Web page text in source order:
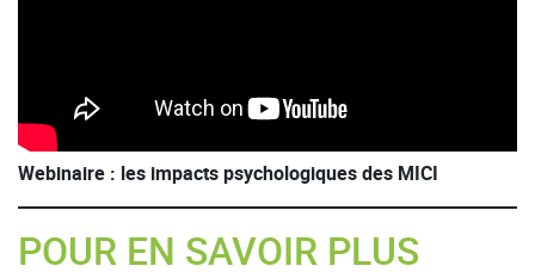
Webinaire : les impacts psychologiques des MICI
POUR EN SAVOIR PLUS